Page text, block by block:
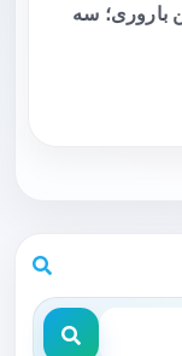
دارای سن باروری؛ سه